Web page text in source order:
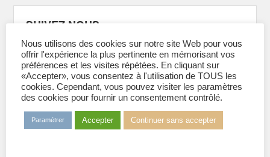
SUIVEZ NOUS
Sur Facebook :@GrenobleSkiNautique
Sur Instagram :@sncbfg
Sur Tiktok :@sncbfg
Adhérer à l’association 2026
Nous utilisons des cookies sur notre site Web pour vous
offrir l'expérience la plus pertinente en mémorisant vos
préférences et les visites répétées. En cliquant sur
«Accepter», vous consentez à l'utilisation de TOUS les
cookies. Cependant, vous pouvez visiter les paramètres
des cookies pour fournir un consentement contrôlé.
Paramétrer Accepter Continuer sans accepter